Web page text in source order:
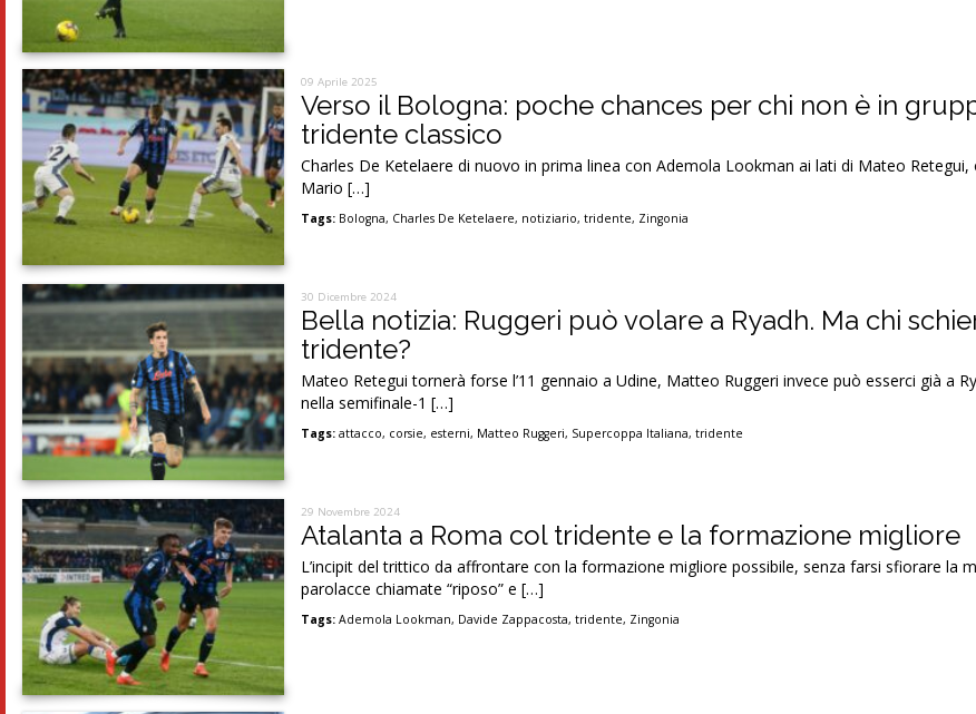
09 Aprile 2025
Verso il Bologna: poche chances per chi non è in
tridente classico
Charles De Ketelaere di nuovo in prima linea con Ademola Lookman ai lati di Mateo
Mario […]
Tags: Bologna, Charles De Ketelaere, notiziario,tridente, Zingonia
30 Dicembre 2024
Bella notizia: Ruggeri può volare a Ryadh. Ma chi
tridente?
Mateo Retegui tornerà forse l’11 gennaio a Udine, Matteo Ruggeri invece può esserci già a
nella semifinale-1 […]
Tags: attacco, corsie, esterni, Matteo Ruggeri, Supercoppa Italiana,tridente
29 Novembre 2024
Atalanta a Roma col tridente e la formazione migliore
L’incipit del trittico da affrontare con la formazione migliore possibile, senza farsi sfiorare la
parolacce chiamate “riposo” e […]
Tags: Ademola Lookman, Davide Zappacosta,tridente, Zingonia